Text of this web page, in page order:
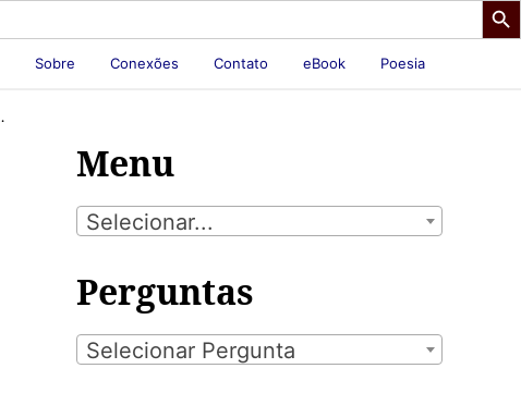
Sobre Conexões Contato eBook Poesia
Menu
Selecionar...
Perguntas
Selecionar Pergunta